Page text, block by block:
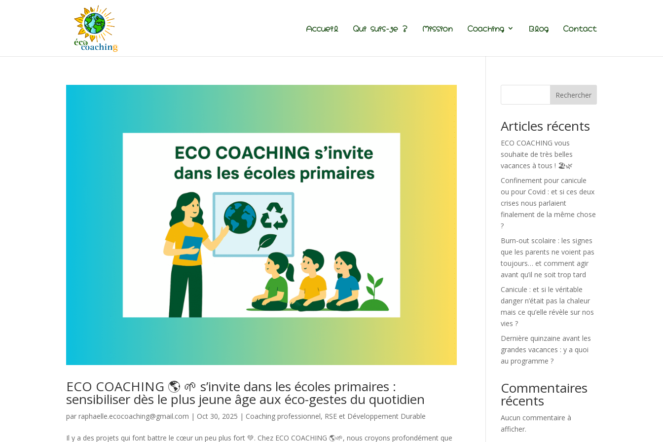
Accueil Qui suis-je ? Mission Coaching Blog Contact
ECO COACHING 🌎 🌱 s’invite dans les écoles primaires :
sensibiliser dès le plus jeune âge aux éco-gestes du quotidien
parraphaelle.ecocoaching@gmail.com | Oct 30, 2025 | Coaching professionnel, RSE et Développement Durable
Il y a des projets qui font battre le cœur un peu plus fort 💚. Chez ECO COACHING 🌎🌱, nous croyons profondément que
Rechercher
Articles récents
ECO COACHING vous
souhaite de très belles
vacances à tous ! 🏖️🌿
Confinement pour canicule
ou pour Covid : et si ces deux
crises nous parlaient
finalement de la même chose
?
Burn-out scolaire : les signes
que les parents ne voient pas
toujours… et comment agir
avant qu’il ne soit trop tard
Canicule : et si le véritable
danger n’était pas la chaleur
mais ce qu’elle révèle sur nos
vies ?
Dernière quinzaine avant les
grandes vacances : y a quoi
au programme ?
Commentaires
récents
Aucun commentaire à
afficher.